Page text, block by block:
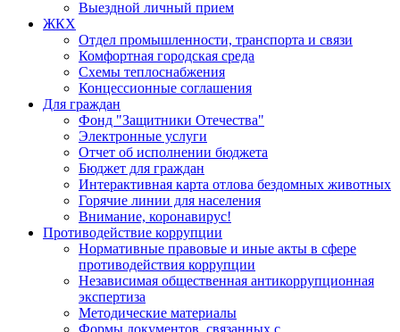
Выездной личный прием
ЖКХ
Отдел промышленности, транспорта и связи
Комфортная городская среда
Схемы теплоснабжения
Концессионные соглашения
Для граждан
Фонд "Защитники Отечества"
Электронные услуги
Отчет об исполнении бюджета
Бюджет для граждан
Интерактивная карта отлова бездомных животных
Горячие линии для населения
Внимание, коронавирус!
Противодействие коррупции
Нормативные правовые и иные акты в сфере
противодействия коррупции
Независимая общественная антикоррупционная
экспертиза
Методические материалы
Формы документов, связанных с